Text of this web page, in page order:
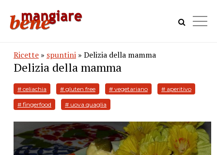
Ricette » spuntini » Delizia della mamma
Delizia della mamma
# celiachia # gluten free # vegetariano # aperitivo
# fingerfood # uova quaglia